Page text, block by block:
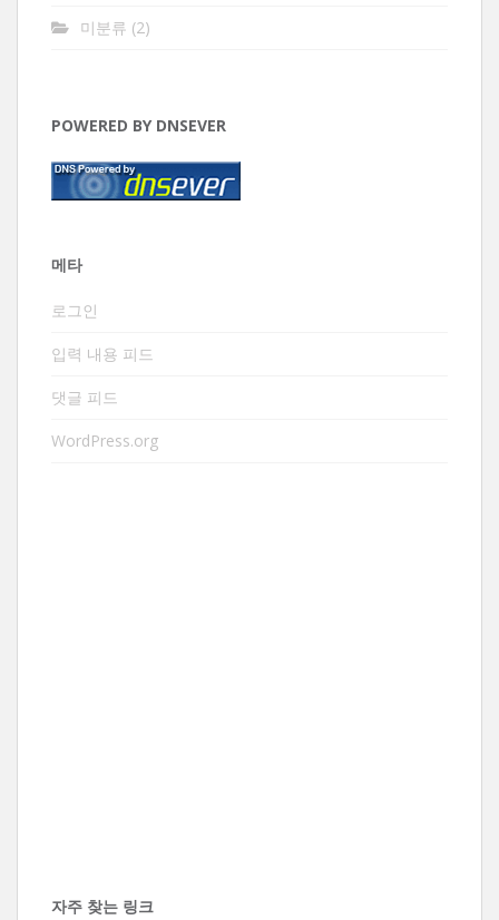
미분류 (2)
POWERED BY DNSEVER
메타
로그인
입력 내용 피드
댓글 피드
WordPress.org
자주 찾는 링크